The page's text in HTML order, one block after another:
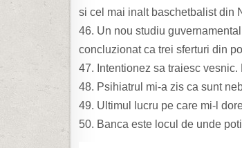
si cel mai inalt baschetbalist din
46. Un nou studiu
concluzionat ca trei sferturi din
47. Intentionez sa traiesc
48. Psihiatrul mi-a zis ca sunt
49. Ultimul lucru pe care mi-l
50. Banca este locul de unde